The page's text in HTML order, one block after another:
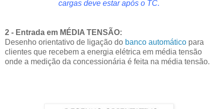
cargas deve estar após o TC.
2 - Entrada em MÉDIA TENSÃO:
Desenho orientativo de ligação do banco automático para
clientes que recebem a energia elétrica em média tensão
onde a medição da concessionária é feita na média tensão.